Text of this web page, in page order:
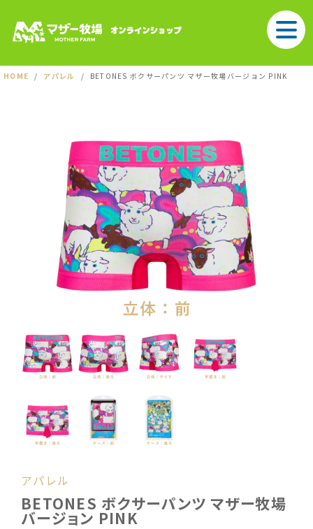
HOME アパレル BETONES ボクサーパンツ マザー牧場バージョン PINK
アパレル
BETONES ボクサーパンツ マザー牧場
バージョン PINK